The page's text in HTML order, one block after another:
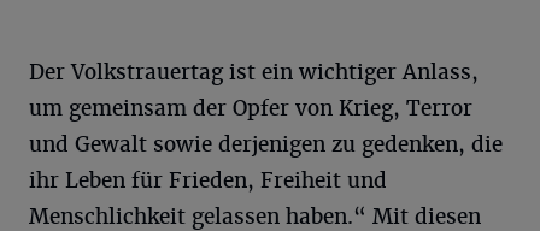
Der Volkstrauertag ist ein wichtiger Anlass,
um gemeinsam der Opfer von Krieg, Terror
und Gewalt sowie derjenigen zu gedenken, die
ihr Leben für Frieden, Freiheit und
Menschlichkeit gelassen haben.“ Mit diesen